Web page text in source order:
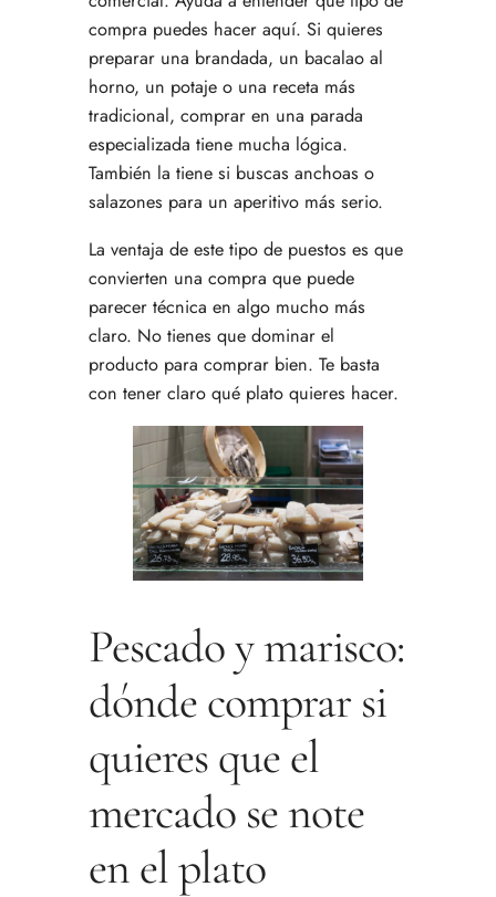
compra puedes hacer aquí. Si quieres
preparar una brandada, un bacalao al
horno, un potaje o una receta más
tradicional, comprar en una parada
especializada tiene mucha lógica.
También la tiene si buscas anchoas o
salazones para un aperitivo más serio.
La ventaja de este tipo de puestos es que
convierten una compra que puede
parecer técnica en algo mucho más
claro. No tienes que dominar el
producto para comprar bien. Te basta
con tener claro qué plato quieres hacer.
Pescado y marisco:
dónde comprar si
quieres que el
mercado se note
en el plato